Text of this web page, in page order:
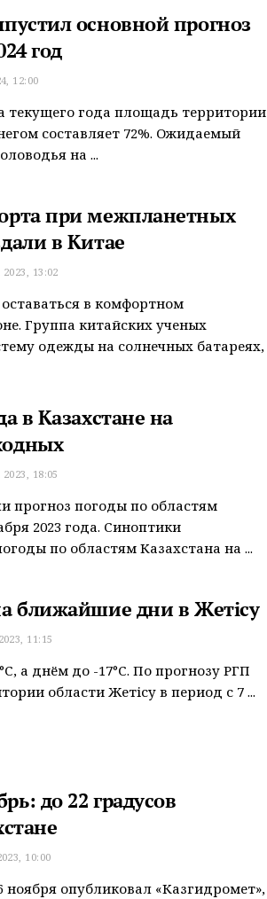
основной прогноз
год
12:00
текущего года площадь территории
составляет 72%. Ожидаемый
на ...
при межпланетных
в Китае
13:02
в комфортном
Группа китайских ученых
одежды на солнечных батареях,
в Казахстане на
18:05
прогноз погоды по областям
2023 года. Синоптики
по областям Казахстана на ...
ближайшие дни в Жетісу
11:15
а днём до -17°С. По прогнозу РГП
области Жетісу в период с 7 ...
до 22 градусов
10:00
ноября опубликовал «Казгидромет»,